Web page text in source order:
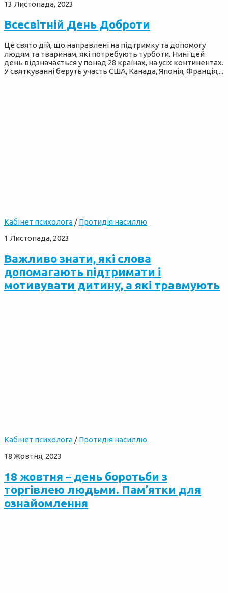
13 Листопада, 2023
Всесвітній День Доброти
Це свято дій, що направлені на підтримку та допомогу
людям та тваринам, які потребують турботи. Нині цей
день відзначається у понад 28 країнах, на усіх континентах.
У святкуванні беруть участь США, Канада, Японія, Франція,...
Кабінет психолога / Протидія насиллю
1 Листопада, 2023
Важливо знати, які слова
допомагають підтримати і
мотивувати дитину, а які травмують
Кабінет психолога / Протидія насиллю
18 Жовтня, 2023
18 жовтня – день боротьби з
торгівлею людьми. Пам’ятки для
ознайомлення